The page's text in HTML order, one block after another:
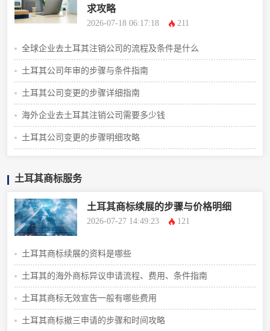
求攻略
2026-07-18 06:17:18 211
全球企业去土耳其注销公司的流程及条件是什么
土耳其公司年审的步骤与条件指南
土耳其公司变更的步骤详细指南
海外企业去土耳其注销公司需要多少钱
土耳其公司变更的步骤明细攻略
土耳其商标服务
土耳其商标续展的步骤与价格明细
2026-07-27 14:49:23 121
土耳其商标续展的资料是哪些
土耳其的海外商标异议申请流程、费用、条件指南
土耳其商标无效宣告一般有哪些费用
土耳其商标撤三申请的步骤和时间攻略